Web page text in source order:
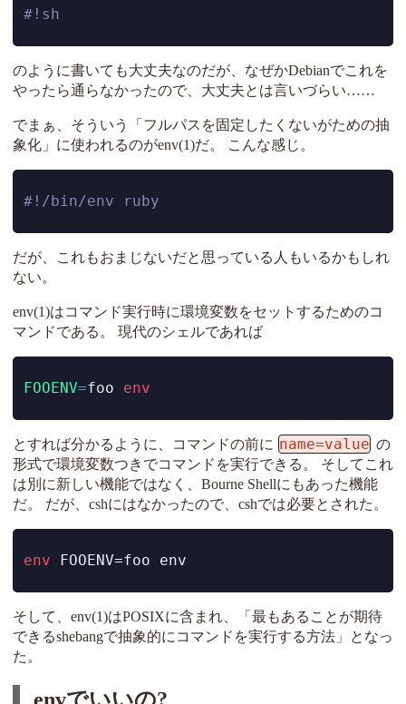
#!sh
のように書いても大丈夫なのだが、なぜかDebianでこれを
やったら通らなかったので、大丈夫とは言いづらい……
でまぁ、そういう「フルパスを固定したくないがための抽
象化」に使われるのがenv(1)だ。 こんな感じ。
#!/bin/env ruby
だが、これもおまじないだと思っている人もいるかもしれ
ない。
env(1)はコマンド実行時に環境変数をセットするためのコ
マンドである。 現代のシェルであれば
FOOENV=foo env
とすれば分かるように、コマンドの前に name=value の
形式で環境変数つきでコマンドを実行できる。 そしてこれ
は別に新しい機能ではなく、Bourne Shellにもあった機能
だ。 だが、cshにはなかったので、cshでは必要とされた。
env FOOENV=foo env
そして、env(1)はPOSIXに含まれ、「最もあることが期待
できるshebangで抽象的にコマンドを実行する方法」となっ
た。
envでいいの?